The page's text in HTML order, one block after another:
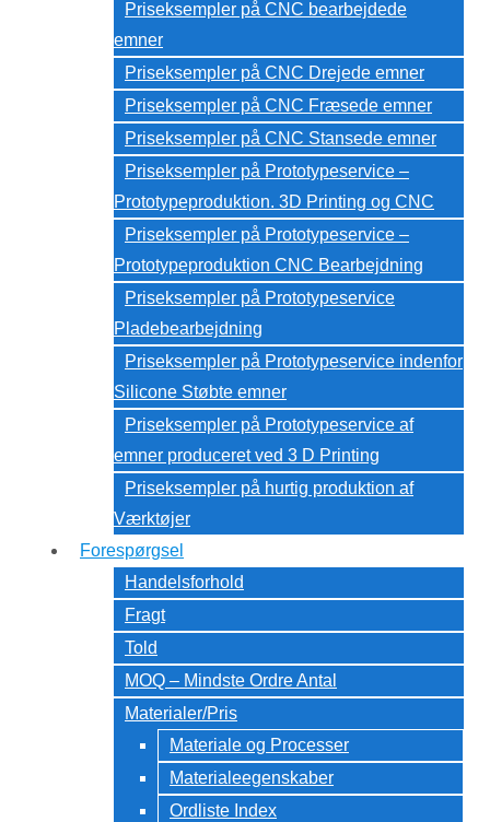
Priseksempler på CNC bearbejdede
emner
Priseksempler på CNC Drejede emner
Priseksempler på CNC Fræsede emner
Priseksempler på CNC Stansede emner
Priseksempler på Prototypeservice –
Prototypeproduktion. 3D Printing og CNC
Priseksempler på Prototypeservice –
Prototypeproduktion CNC Bearbejdning
Priseksempler på Prototypeservice
Pladebearbejdning
Priseksempler på Prototypeservice indenfor
Silicone Støbte emner
Priseksempler på Prototypeservice af
emner produceret ved 3 D Printing
Priseksempler på hurtig produktion af
Værktøjer
Forespørgsel
Handelsforhold
Fragt
Told
MOQ – Mindste Ordre Antal
Materialer/Pris
Materiale og Processer
Materialeegenskaber
Ordliste Index